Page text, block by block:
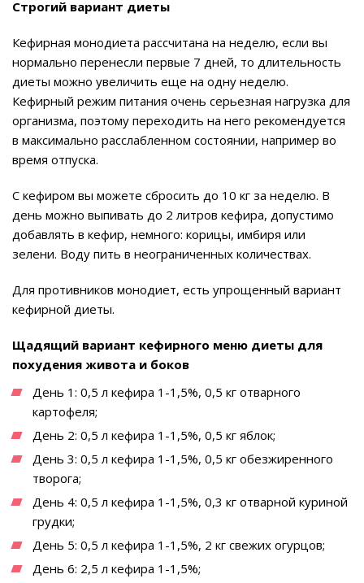
Строгий вариант диеты
Кефирная монодиета рассчитана на неделю, если вы
нормально перенесли первые 7 дней, то длительность
диеты можно увеличить еще на одну неделю.
Кефирный режим питания очень серьезная нагрузка для
организма, поэтому переходить на него рекомендуется
в максимально расслабленном состоянии, например во
время отпуска.
С кефиром вы можете сбросить до 10 кг за неделю. В
день можно выпивать до 2 литров кефира, допустимо
добавлять в кефир, немного: корицы, имбиря или
зелени. Воду пить в неограниченных количествах.
Для противников монодиет, есть упрощенный вариант
кефирной диеты.
Щадящий вариант кефирного меню диеты для
похудения живота и боков
День 1: 0,5 л кефира 1-1,5%, 0,5 кг отварного
картофеля;
День 2: 0,5 л кефира 1-1,5%, 0,5 кг яблок;
День 3: 0,5 л кефира 1-1,5%, 0,5 кг обезжиренного
творога;
День 4: 0,5 л кефира 1-1,5%, 0,3 кг отварной куриной
грудки;
День 5: 0,5 л кефира 1-1,5%, 2 кг свежих огурцов;
День 6: 2,5 л кефира 1-1,5%;